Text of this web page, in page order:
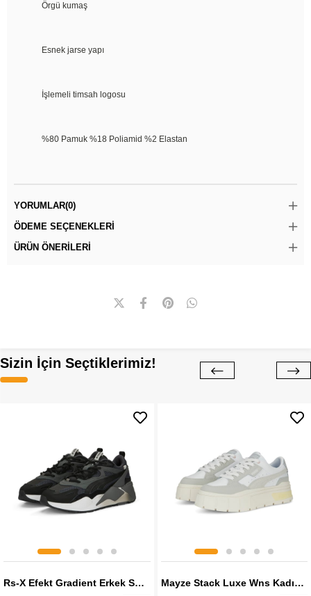
Örgü kumaş
Esnek jarse yapı
İşlemeli timsah logosu
%80 Pamuk %18 Poliamid %2 Elastan
YORUMLAR(0)
ÖDEME SEÇENEKLERI
ÜRÜN ÖNERILERI
Sizin İçin Seçtiklerimiz!
Rs-X Efekt Gradient Erkek Sneaker Mayze Stack Luxe Wns Kadın Sneaker